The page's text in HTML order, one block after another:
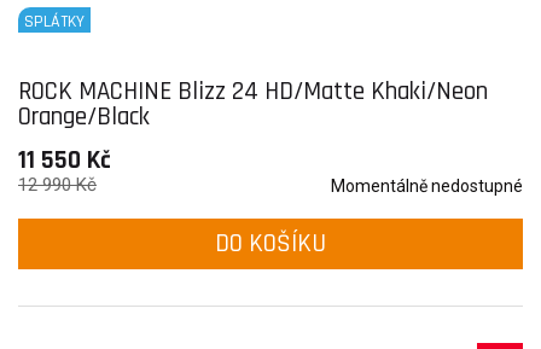
SPLÁTKY
ROCK MACHINE Blizz 24 HD/Matte Khaki/Neon
Orange/Black
11 550 Kč
Momentálně nedostupné
12 990 Kč
DO KOŠÍKU